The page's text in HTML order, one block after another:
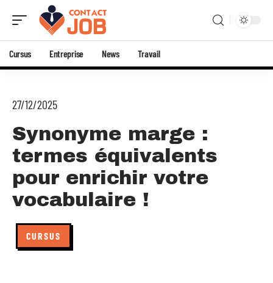
Cursus Entreprise News Travail
27/12/2025
Synonyme marge :
termes équivalents
pour enrichir votre
vocabulaire !
CURSUS